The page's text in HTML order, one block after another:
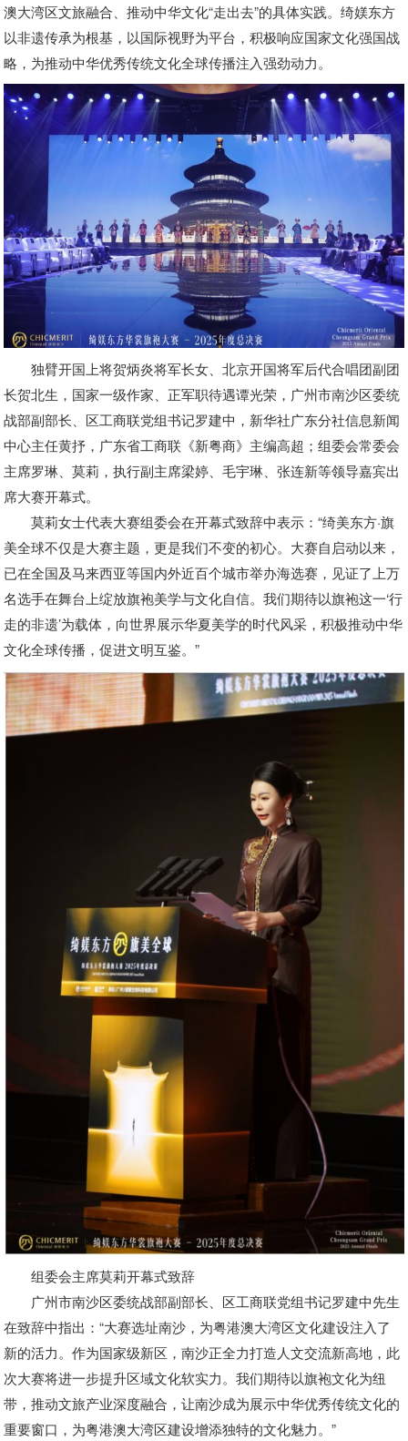
澳大湾区文旅融合、推动中华文化“走出去”的具体实践。绮媄东方
以非遗传承为根基，以国际视野为平台，积极响应国家文化强国战
略，为推动中华优秀传统文化全球传播注入强劲动力。
独臂开国上将贺炳炎将军长女、北京开国将军后代合唱团副团
长贺北生，国家一级作家、正军职待遇谭光荣，广州市南沙区委统
战部副部长、区工商联党组书记罗建中，新华社广东分社信息新闻
中心主任黄抒，广东省工商联《新粤商》主编高超；组委会常委会
主席罗琳、莫莉，执行副主席梁婷、毛宇琳、张连新等领导嘉宾出
席大赛开幕式。
莫莉女士代表大赛组委会在开幕式致辞中表示：“绮美东方·旗
美全球不仅是大赛主题，更是我们不变的初心。大赛自启动以来，
已在全国及马来西亚等国内外近百个城市举办海选赛，见证了上万
名选手在舞台上绽放旗袍美学与文化自信。我们期待以旗袍这一‘行
走的非遗’为载体，向世界展示华夏美学的时代风采，积极推动中华
文化全球传播，促进文明互鉴。”
组委会主席莫莉开幕式致辞
广州市南沙区委统战部副部长、区工商联党组书记罗建中先生
在致辞中指出：“大赛选址南沙，为粤港澳大湾区文化建设注入了
新的活力。作为国家级新区，南沙正全力打造人文交流新高地，此
次大赛将进一步提升区域文化软实力。我们期待以旗袍文化为纽
带，推动文旅产业深度融合，让南沙成为展示中华优秀传统文化的
重要窗口，为粤港澳大湾区建设增添独特的文化魅力。”